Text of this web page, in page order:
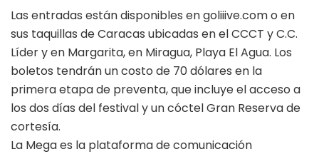
Las entradas están disponibles en goliiive.com o en
sus taquillas de Caracas ubicadas en el CCCT y C.C.
Líder y en Margarita, en Miragua, Playa El Agua. Los
boletos tendrán un costo de 70 dólares en la
primera etapa de preventa, que incluye el acceso a
los dos días del festival y un cóctel Gran Reserva de
cortesía.
La Mega es la plataforma de comunicación